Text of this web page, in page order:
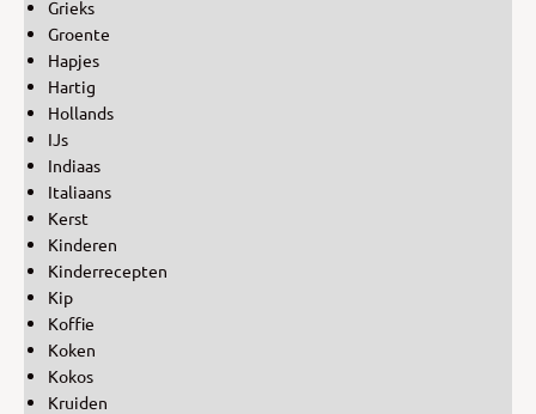
Grieks
Groente
Hapjes
Hartig
Hollands
IJs
Indiaas
Italiaans
Kerst
Kinderen
Kinderrecepten
Kip
Koffie
Koken
Kokos
Kruiden